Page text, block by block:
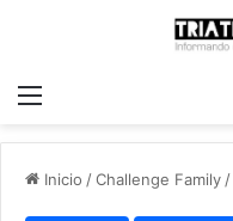
Inicio /Challenge Family /